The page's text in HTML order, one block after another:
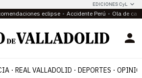
EDICIONES CyL
eclipse Accidente Perú Ola de
REAL VALLADOLID DEPORTES